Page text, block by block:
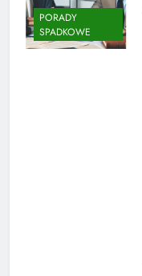
PORADY
SPADKOWE